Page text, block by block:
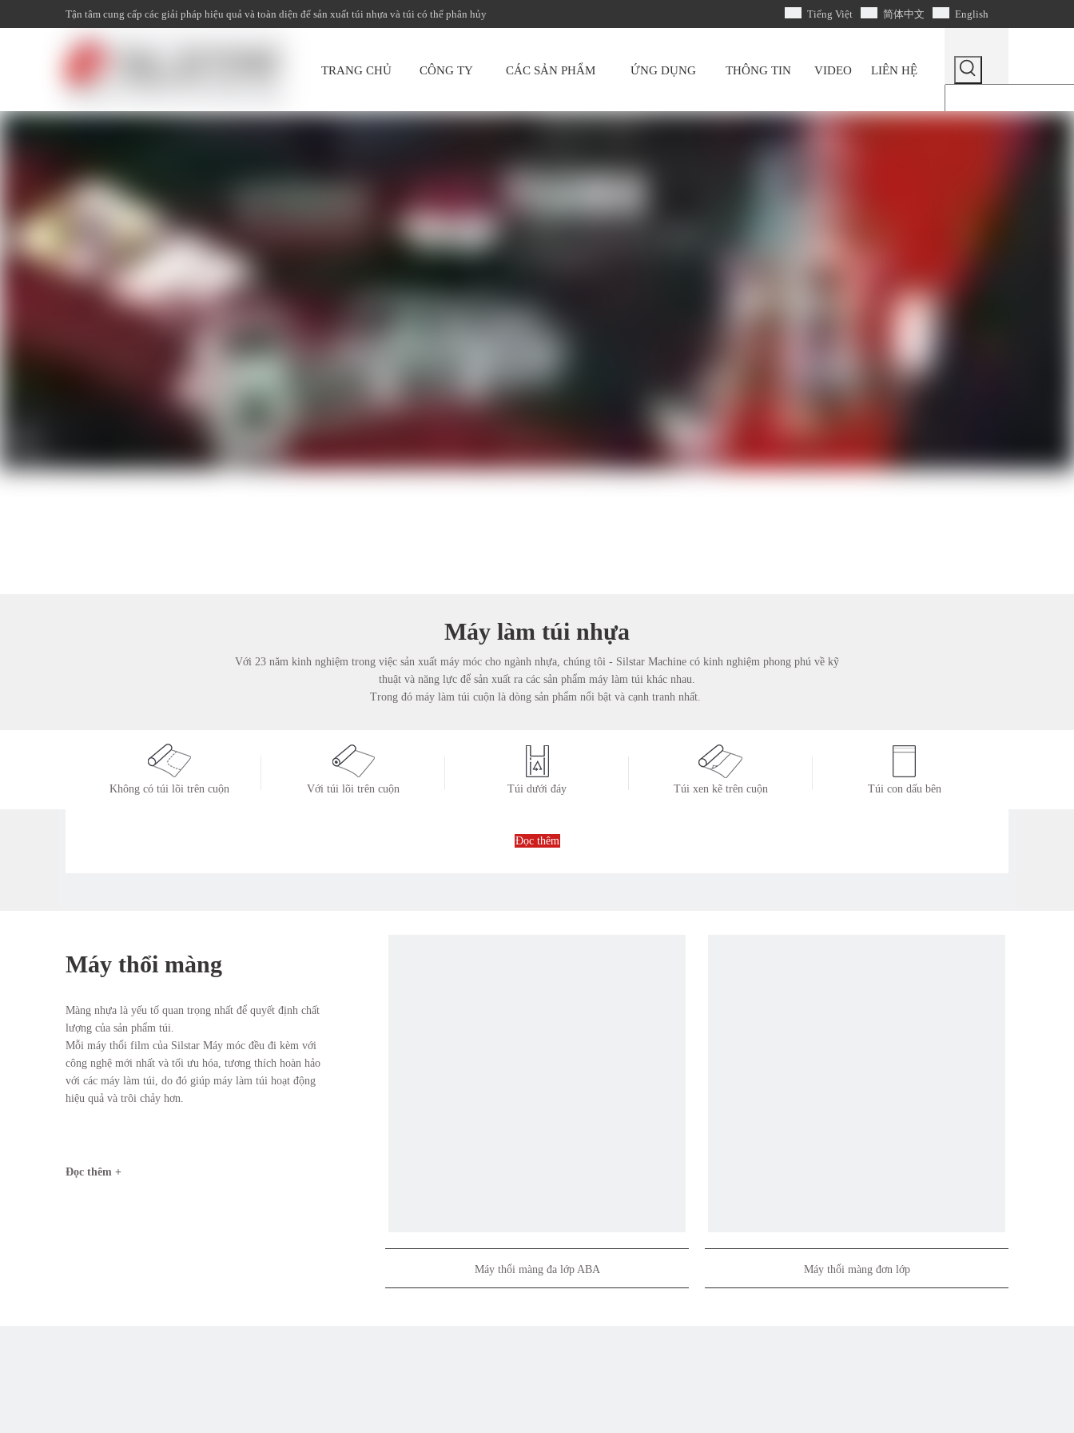
Tận tâm cung cấp các giải pháp hiệu quả và toàn diện để sản xuất túi nhựa và túi có thể phân hủy Tiếng Việt 简体中文 English
TRANG CHỦ CÔNG TY CÁC SẢN PHẨM ỨNG DỤNG THÔNG TIN VIDEO LIÊN HỆ
Máy làm túi nhựa
Với 23 năm kinh nghiệm trong việc sản xuất máy móc cho ngành nhựa, chúng tôi - Silstar Machine có kinh nghiệm phong phú về kỹ
thuật và năng lực để sản xuất ra các sản phẩm máy làm túi khác nhau.
Trong đó máy làm túi cuộn là dòng sản phẩm nổi bật và cạnh tranh nhất.
Không có túi lõi trên cuộn Với túi lõi trên cuộn Túi dưới đáy Túi xen kẽ trên cuộn Túi con dấu bên
Đọc thêm
Máy thổi màng
Màng nhựa là yếu tố quan trọng nhất để quyết định chất
lượng của sản phẩm túi.
Mỗi máy thổi film của Silstar Máy móc đều đi kèm với
công nghệ mới nhất và tối ưu hóa, tương thích hoàn hảo
với các máy làm túi, do đó giúp máy làm túi hoạt động
hiệu quả và trôi chảy hơn.
Đọc thêm +
Máy thổi màng đa lớp ABA Máy thổi màng đơn lớp